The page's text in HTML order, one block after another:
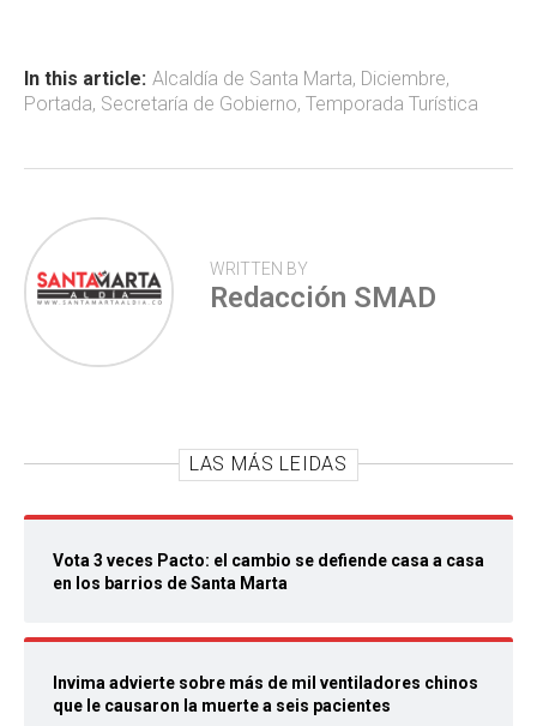
ok p
p
tir
In this article: Alcaldía de Santa Marta, Diciembre,
Portada, Secretaría de Gobierno, Temporada Turística
WRITTEN BY
Redacción SMAD
LAS MÁS LEIDAS
Vota 3 veces Pacto: el cambio se defiende casa a casa
en los barrios de Santa Marta
Invima advierte sobre más de mil ventiladores chinos
que le causaron la muerte a seis pacientes